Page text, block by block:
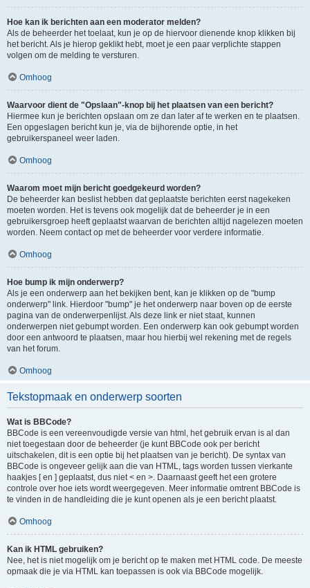
Hoe kan ik berichten aan een moderator melden?
Als de beheerder het toelaat, kun je op de hiervoor dienende knop klikken bij
het bericht. Als je hierop geklikt hebt, moet je een paar verplichte stappen
volgen om de melding te versturen.
Omhoog
Waarvoor dient de "Opslaan"-knop bij het plaatsen van een bericht?
Hiermee kun je berichten opslaan om ze dan later af te werken en te plaatsen.
Een opgeslagen bericht kun je, via de bijhorende optie, in het
gebruikerspaneel weer laden.
Omhoog
Waarom moet mijn bericht goedgekeurd worden?
De beheerder kan beslist hebben dat geplaatste berichten eerst nagekeken
moeten worden. Het is tevens ook mogelijk dat de beheerder je in een
gebruikersgroep heeft geplaatst waarvan de berichten altijd nagelezen moeten
worden. Neem contact op met de beheerder voor verdere informatie.
Omhoog
Hoe bump ik mijn onderwerp?
Als je een onderwerp aan het bekijken bent, kan je klikken op de "bump
onderwerp" link. Hierdoor "bump" je het onderwerp naar boven op de eerste
pagina van de onderwerpenlijst. Als deze link er niet staat, kunnen
onderwerpen niet gebumpt worden. Een onderwerp kan ook gebumpt worden
door een antwoord te plaatsen, maar hou hierbij wel rekening met de regels
van het forum.
Omhoog
Tekstopmaak en onderwerp soorten
Wat is BBCode?
BBCode is een vereenvoudigde versie van html, het gebruik ervan is al dan
niet toegestaan door de beheerder (je kunt BBCode ook per bericht
uitschakelen, dit is een optie bij het plaatsen van je bericht). De syntax van
BBCode is ongeveer gelijk aan die van HTML, tags worden tussen vierkante
haakjes [ en ] geplaatst, dus niet < en >. Daarnaast geeft het een grotere
controle over hoe iets wordt weergegeven. Meer informatie omtrent BBCode is
te vinden in de handleiding die je kunt openen als je een bericht plaatst.
Omhoog
Kan ik HTML gebruiken?
Nee, het is niet mogelijk om je bericht op te maken met HTML code. De meeste
opmaak die je via HTML kan toepassen is ook via BBCode mogelijk.